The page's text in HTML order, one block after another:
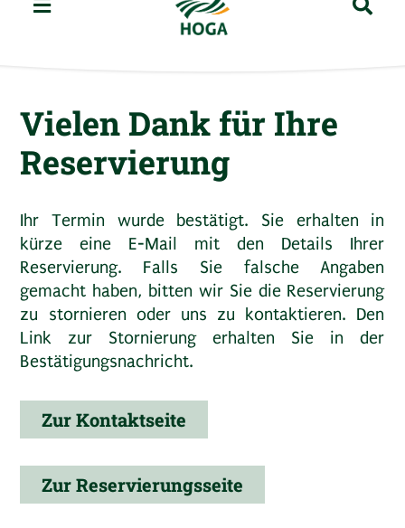
Vielen Dank für Ihre
Reservierung
Ihr Termin wurde bestätigt. Sie erhalten in
kürze eine E-Mail mit den Details Ihrer
Reservierung. Falls Sie falsche Angaben
gemacht haben, bitten wir Sie die Reservierung
zu stornieren oder uns zu kontaktieren. Den
Link zur Stornierung erhalten Sie in der
Bestätigungsnachricht.
Zur Kontaktseite
Zur Reservierungsseite